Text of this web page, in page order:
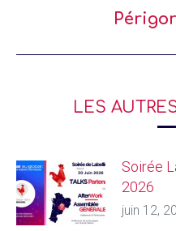
LES
Soirée
2026
juin 12,